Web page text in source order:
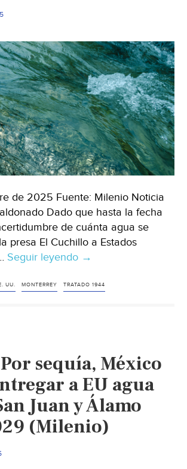
de 2025 Fuente: Milenio Noticia
Dado que hasta la fecha
de cuánta agua se
presa El Cuchillo a Estados
Seguir leyendo Nuevo
–
equivalente
a
23
días
de
consumo
→
UU. MONTERREY TRATADO 1944
sequía, México
a EU agua
Juan y Álamo
(Milenio)